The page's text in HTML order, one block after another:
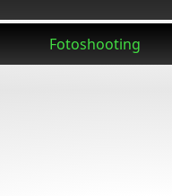
Fotoshooting